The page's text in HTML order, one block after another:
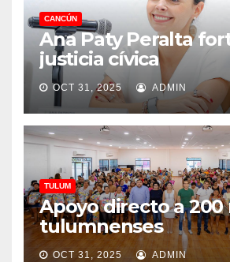
CANCÚN
Ana Paty Peralta
justicia cívica
OCT 31, 2025 ADMIN
TULUM
Apoyo directo a 200
tulumnenses
OCT 31, 2025 ADMIN